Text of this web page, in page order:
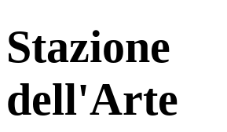
Stazione
dell'Arte